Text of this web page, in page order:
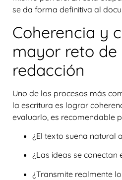
se da forma definitiva al
Coherencia y
mayor reto de
redacción
Uno de los procesos más
la escritura es lograr
evaluarlo, es recomendable
¿El texto suena natural
¿Las ideas se conectan
¿Transmite realmente